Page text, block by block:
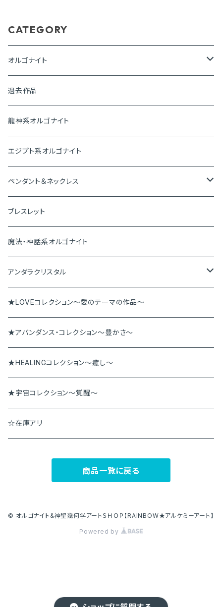
CATEGORY
オルゴナイト
ピラミッド
盛り塩オルゴナイト
プレートオルゴナイト
神聖幾何学オルゴナイト
過去作品
龍神系オルゴナイト
エジプト系オルゴナイト
ペンダント＆ネックレス
ペンダントトップ
ピアス＆イヤリング
ブレスレット
ペンダント
その他
ブレスレット
魔法・神話系オルゴナイト
アンダラクリスタル
アンダラペンダント
アンダラブレス
★LOVEコレクション～愛のテーマの作品～
★アバンダンス・コレクション～豊かさ～
★HEALINGコレクション～癒し～
★宇宙コレクション～覚醒～
☆在庫アリ
商品一覧に戻る
© オルゴナイト&神聖幾何学アートＳＨＯＰ【RAINBOW★アルケミーアート】
Powered by